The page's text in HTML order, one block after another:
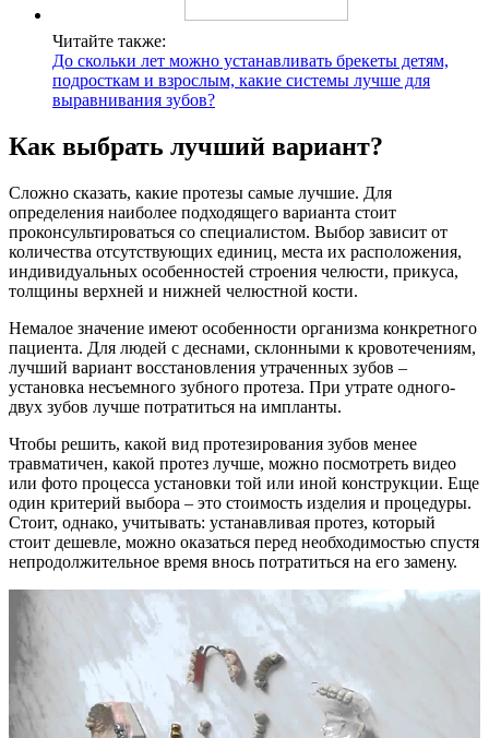
Читайте также:
До скольки лет можно устанавливать брекеты детям,
подросткам и взрослым, какие системы лучше для
выравнивания зубов?
Как выбрать лучший вариант?
Сложно сказать, какие протезы самые лучшие. Для
определения наиболее подходящего варианта стоит
проконсультироваться со специалистом. Выбор зависит от
количества отсутствующих единиц, места их расположения,
индивидуальных особенностей строения челюсти, прикуса,
толщины верхней и нижней челюстной кости.
Немалое значение имеют особенности организма конкретного
пациента. Для людей с деснами, склонными к кровотечениям,
лучший вариант восстановления утраченных зубов –
установка несъемного зубного протеза. При утрате одного-
двух зубов лучше потратиться на импланты.
Чтобы решить, какой вид протезирования зубов менее
травматичен, какой протез лучше, можно посмотреть видео
или фото процесса установки той или иной конструкции. Еще
один критерий выбора – это стоимость изделия и процедуры.
Стоит, однако, учитывать: устанавливая протез, который
стоит дешевле, можно оказаться перед необходимостью спустя
непродолжительное время внось потратиться на его замену.